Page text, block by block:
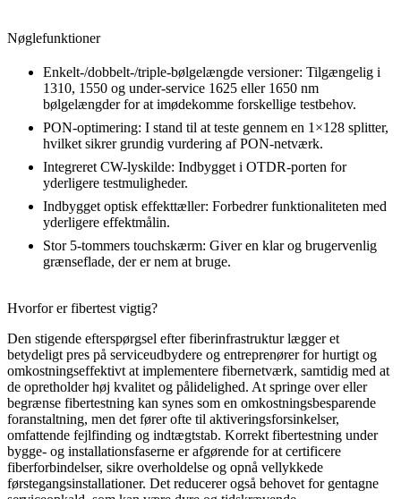
Nøglefunktioner
Enkelt-/dobbelt-/triple-bølgelængde versioner: Tilgængelig i
1310, 1550 og under-service 1625 eller 1650 nm
bølgelængder for at imødekomme forskellige testbehov.
PON-optimering: I stand til at teste gennem en 1×128 splitter,
hvilket sikrer grundig vurdering af PON-netværk.
Integreret CW-lyskilde: Indbygget i OTDR-porten for
yderligere testmuligheder.
Indbygget optisk effekttæller: Forbedrer funktionaliteten med
yderligere effektmålin.
Stor 5-tommers touchskærm: Giver en klar og brugervenlig
grænseflade, der er nem at bruge.
Hvorfor er fibertest vigtig?
Den stigende efterspørgsel efter fiberinfrastruktur lægger et
betydeligt pres på serviceudbydere og entreprenører for hurtigt og
omkostningseffektivt at implementere fibernetværk, samtidig med at
de opretholder høj kvalitet og pålidelighed. At springe over eller
begrænse fibertestning kan synes som en omkostningsbesparende
foranstaltning, men det fører ofte til aktiveringsforsinkelser,
omfattende fejlfinding og indtægtstab. Korrekt fibertestning under
bygge- og installationsfaserne er afgørende for at certificere
fiberforbindelser, sikre overholdelse og opnå vellykkede
førstegangsinstallationer. Det reducerer også behovet for gentagne